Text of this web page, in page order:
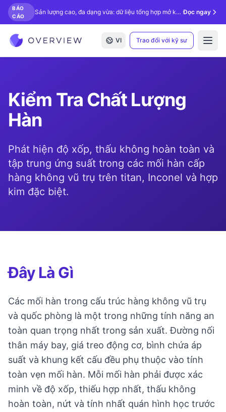
BÁO
CÁO
Sản lượng cao, đa dạng vừa: dữ liệu tổng hợp mở khóa kiểm tra bằng AI. Đọc ngay
VI Trao đổi với kỹ sư
Kiểm Tra Chất Lượng
Hàn
Phát hiện độ xốp, thấu không hoàn toàn và
tập trung ứng suất trong các mối hàn cấp
hàng không vũ trụ trên titan, Inconel và hợp
kim đặc biệt.
Đây Là Gì
Các mối hàn trong cấu trúc hàng không vũ trụ
và quốc phòng là một trong những tính năng an
toàn quan trọng nhất trong sản xuất. Đường nối
thân máy bay, giá treo động cơ, bình chứa áp
suất và khung kết cấu đều phụ thuộc vào tính
toàn vẹn mối hàn. Mỗi mối hàn phải được xác
minh về độ xốp, thiếu hợp nhất, thấu không
hoàn toàn, nứt và tính nhất quán hình học trước